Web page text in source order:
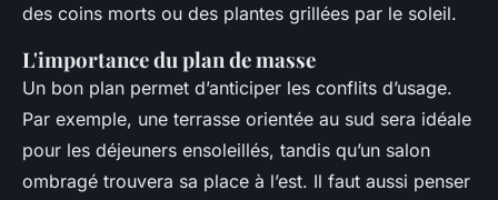
des coins morts ou des plantes grillées par le soleil.
L'importance du plan de masse
Un bon plan permet d’anticiper les conflits d’usage.
Par exemple, une terrasse orientée au sud sera idéale
pour les déjeuners ensoleillés, tandis qu’un salon
ombragé trouvera sa place à l’est. Il faut aussi penser